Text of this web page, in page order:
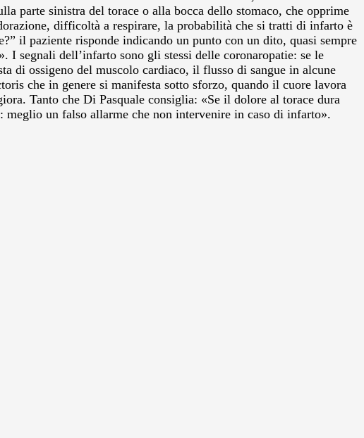
parte sinistra del torace o alla bocca dello stomaco, che opprime
difficoltà a respirare, la probabilità che si tratti di infarto è
il paziente risponde indicando un punto con un dito, quasi sempre
I segnali dell’infarto sono gli stessi delle coronaropatie: se le
di ossigeno del muscolo cardiaco, il flusso di sangue in alcune
che in genere si manifesta sotto sforzo, quando il cuore lavora
Tanto che Di Pasquale consiglia: «Se il dolore al torace dura
un falso allarme che non intervenire in caso di infarto».